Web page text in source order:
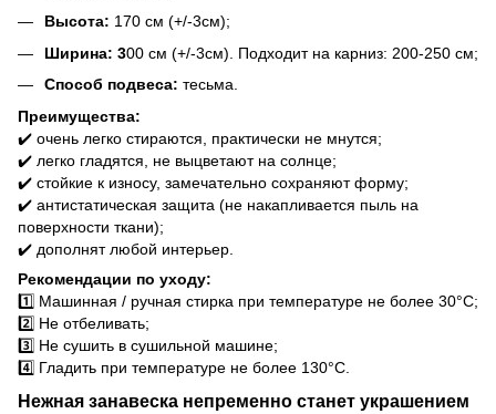
Высота: 170 см (+/-3см);
Ширина: 300 см (+/-3см). Подходит на карниз: 200-250 см;
Способ подвеса: тесьма.
Преимущества:
✔️ очень легко стираются, практически не мнутся;
✔️ легко гладятся, не выцветают на солнце;
✔️ стойкие к износу, замечательно сохраняют форму;
✔️ антистатическая защита (не накапливается пыль на
поверхности ткани);
✔️ дополнят любой интерьер.
Рекомендации по уходу:
1️⃣ Машинная / ручная стирка при температуре не более 30°C;
2️⃣ Не отбеливать;
3️⃣ Не сушить в сушильной машине;
4️⃣ Гладить при температуре не более 130°C.
Нежная занавеска непременно станет украшением